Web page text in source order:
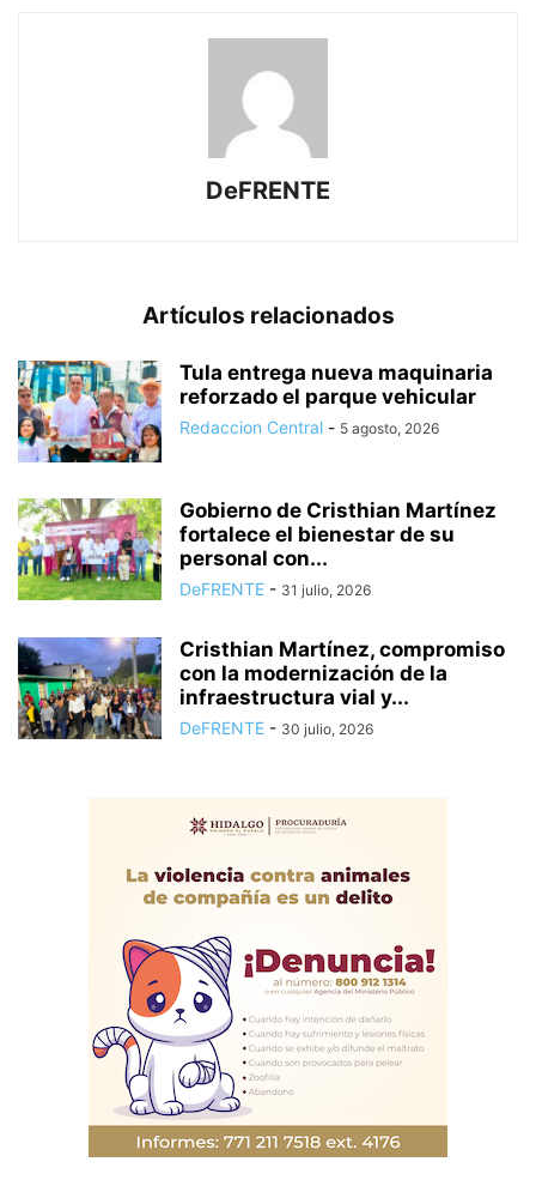
DeFRENTE
Artículos relacionados
Tula entrega nueva maquinaria
reforzado el parque vehicular
Redaccion Central - 5 agosto, 2026
Gobierno de Cristhian Martínez
fortalece el bienestar de su
personal con...
DeFRENTE - 31 julio, 2026
Cristhian Martínez, compromiso
con la modernización de la
infraestructura vial y...
DeFRENTE - 30 julio, 2026